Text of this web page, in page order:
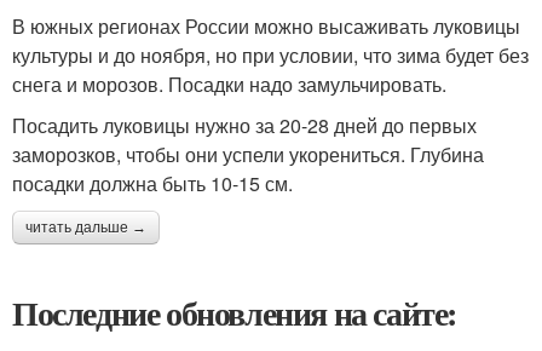
В южных регионах России можно высаживать луковицы
культуры и до ноября, но при условии, что зима будет без
снега и морозов. Посадки надо замульчировать.
Посадить луковицы нужно за 20-28 дней до первых
заморозков, чтобы они успели укорениться. Глубина
посадки должна быть 10-15 см.
читать дальше →
Последние обновления на сайте: